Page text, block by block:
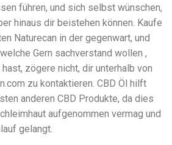
führen, und sich selbst wünschen,
hinaus dir beistehen können. Kaufe
Naturecan in der gegenwart, und
Gern sachverstand wollen ,
zögere nicht, dir unterhalb von
zu kontaktieren. CBD Öl hilft
anderen CBD Produkte, da dies
aufgenommen vermag und
gelangt.